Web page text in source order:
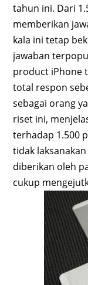
tahun ini. Dari
memberikan
kala ini tetap
jawaban
product iPhone
total respon
sebagai orang
riset ini,
terhadap 1.500
tidak
diberikan oleh
cukup